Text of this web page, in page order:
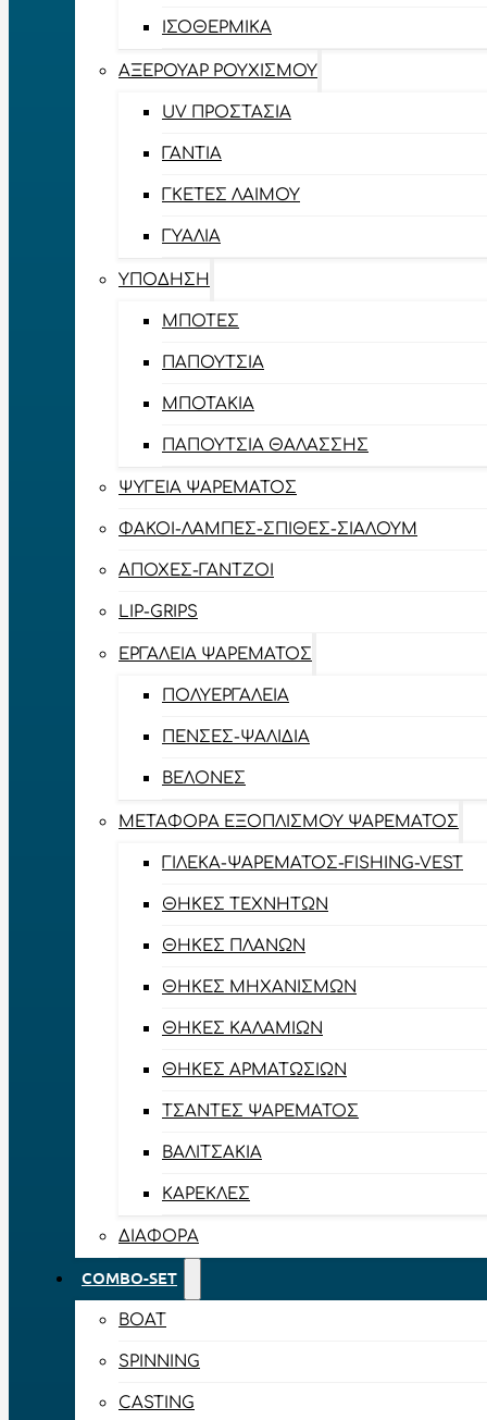
ΙΣΟΘΕΡΜΙΚΆ
ΑΞΕΡΟΥΆΡ ΡΟΥΧΙΣΜΟΎ
UV ΠΡΟΣΤΑΣΊΑ
ΓΆΝΤΙΑ
ΓΚΈΤΕΣ ΛΑΊΜΟΥ
ΓΥΑΛΙΆ
ΥΠΌΔΗΣΗ
ΜΠΌΤΕΣ
ΠΑΠΟΎΤΣΙΑ
ΜΠΟΤΆΚΙΑ
ΠΑΠΟΎΤΣΙΑ ΘΑΛΆΣΣΗΣ
ΨΥΓΕΊΑ ΨΑΡΈΜΑΤΟΣ
ΦΑΚΟΊ-ΛΆΜΠΕΣ-ΣΠΊΘΕΣ-ΣΊΑΛΟΥΜ
ΑΠΌΧΕΣ-ΓΆΝΤΖΟΙ
LIP-GRIPS
EΡΓΑΛΕΊΑ ΨΑΡΈΜΑΤΟΣ
ΠΟΛΥΕΡΓΑΛΕΊΑ
ΠΈΝΣΕΣ-ΨΑΛΊΔΙΑ
ΒΕΛΌΝΕΣ
ΜΕΤΑΦΟΡΆ ΕΞΟΠΛΙΣΜΟΎ ΨΑΡΈΜΑΤΟΣ
ΓΙΛΈΚΑ-ΨΑΡΈΜΑΤΟΣ-FISHING-VEST
ΘΉΚΕΣ ΤΕΧΝΗΤΏΝ
ΘΉΚΕΣ ΠΛΆΝΩΝ
ΘΉΚΕΣ ΜΗΧΑΝΙΣΜΏΝ
ΘΉΚΕΣ ΚΑΛΑΜΙΏΝ
ΘΉΚΕΣ ΑΡΜΑΤΩΣΙΏΝ
ΤΣΆΝΤΕΣ ΨΑΡΈΜΑΤΟΣ
ΒΑΛΙΤΣΆΚΙΑ
ΚΑΡΈΚΛΕΣ
ΔΙΆΦΟΡΑ
COMBO-SET
BOAT
SPINNING
CASTING